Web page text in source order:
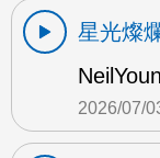
星光燦
2026/07/